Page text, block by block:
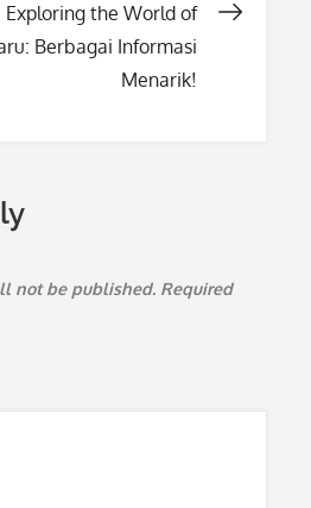
Exploring the World of
Berbagai Informasi
Menarik!
not be published. Required